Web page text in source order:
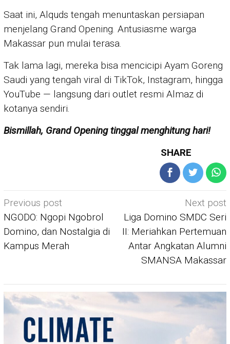
Saat ini, Alquds tengah menuntaskan persiapan
menjelang Grand Opening. Antusiasme warga
Makassar pun mulai terasa.
Tak lama lagi, mereka bisa mencicipi Ayam Goreng
Saudi yang tengah viral di TikTok, Instagram, hingga
YouTube — langsung dari outlet resmi Almaz di
kotanya sendiri.
Bismillah, Grand Opening tinggal menghitung hari!
SHARE
Post
navigation
Previous post
NGODO: Ngopi Ngobrol
Domino, dan Nostalgia di
Kampus Merah
Next post
Liga Domino SMDC Seri
II: Meriahkan Pertemuan
Antar Angkatan Alumni
SMANSA Makassar